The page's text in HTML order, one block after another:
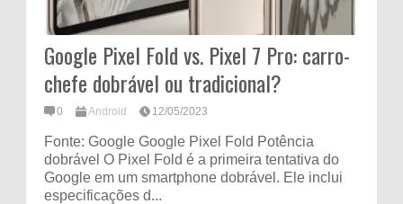
Google Pixel Fold vs. Pixel 7 Pro: carro-
chefe dobrável ou tradicional?
0 Android 12/05/2023
Fonte: Google Google Pixel Fold Potência
dobrável O Pixel Fold é a primeira tentativa do
Google em um smartphone dobrável. Ele inclui
especificações d...